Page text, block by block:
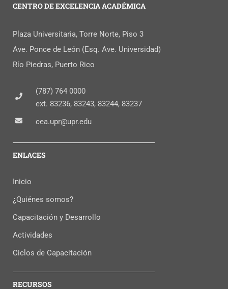
CENTRO DE EXCELENCIA ACADÉMICA
Plaza Universitaria, Torre Norte, Piso 3
Ave. Ponce de León (Esq. Ave. Universidad)
Río Piedras, Puerto Rico
(787) 764 0000
ext. 83236, 83243, 83244, 83237
cea.upr@upr.edu
ENLACES
Inicio
¿Quiénes somos?
Capacitación y Desarrollo
Actividades
Ciclos de Capacitación
RECURSOS